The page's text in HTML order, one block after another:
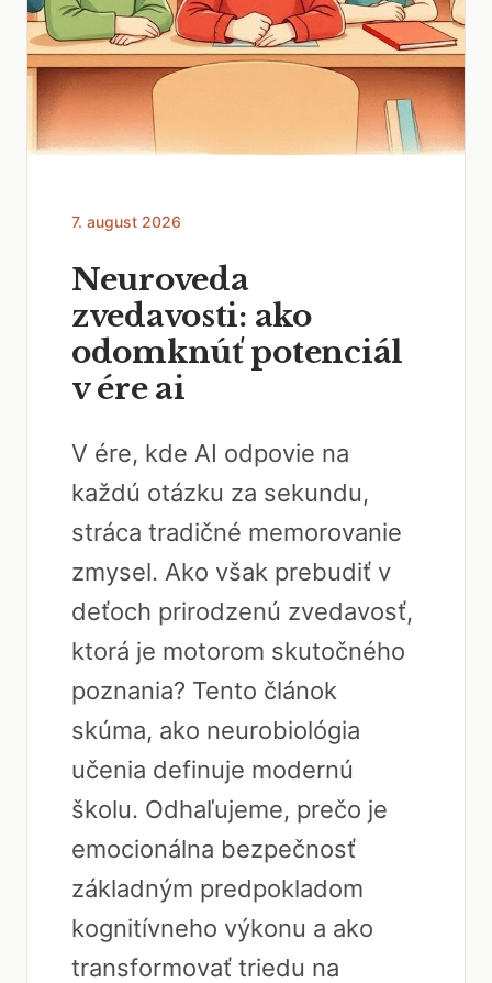
7. august 2026
Neuroveda
zvedavosti: ako
odomknúť potenciál
v ére ai
V ére, kde AI odpovie na
každú otázku za sekundu,
stráca tradičné memorovanie
zmysel. Ako však prebudiť v
deťoch prirodzenú zvedavosť,
ktorá je motorom skutočného
poznania? Tento článok
skúma, ako neurobiológia
učenia definuje modernú
školu. Odhaľujeme, prečo je
emocionálna bezpečnosť
základným predpokladom
kognitívneho výkonu a ako
transformovať triedu na